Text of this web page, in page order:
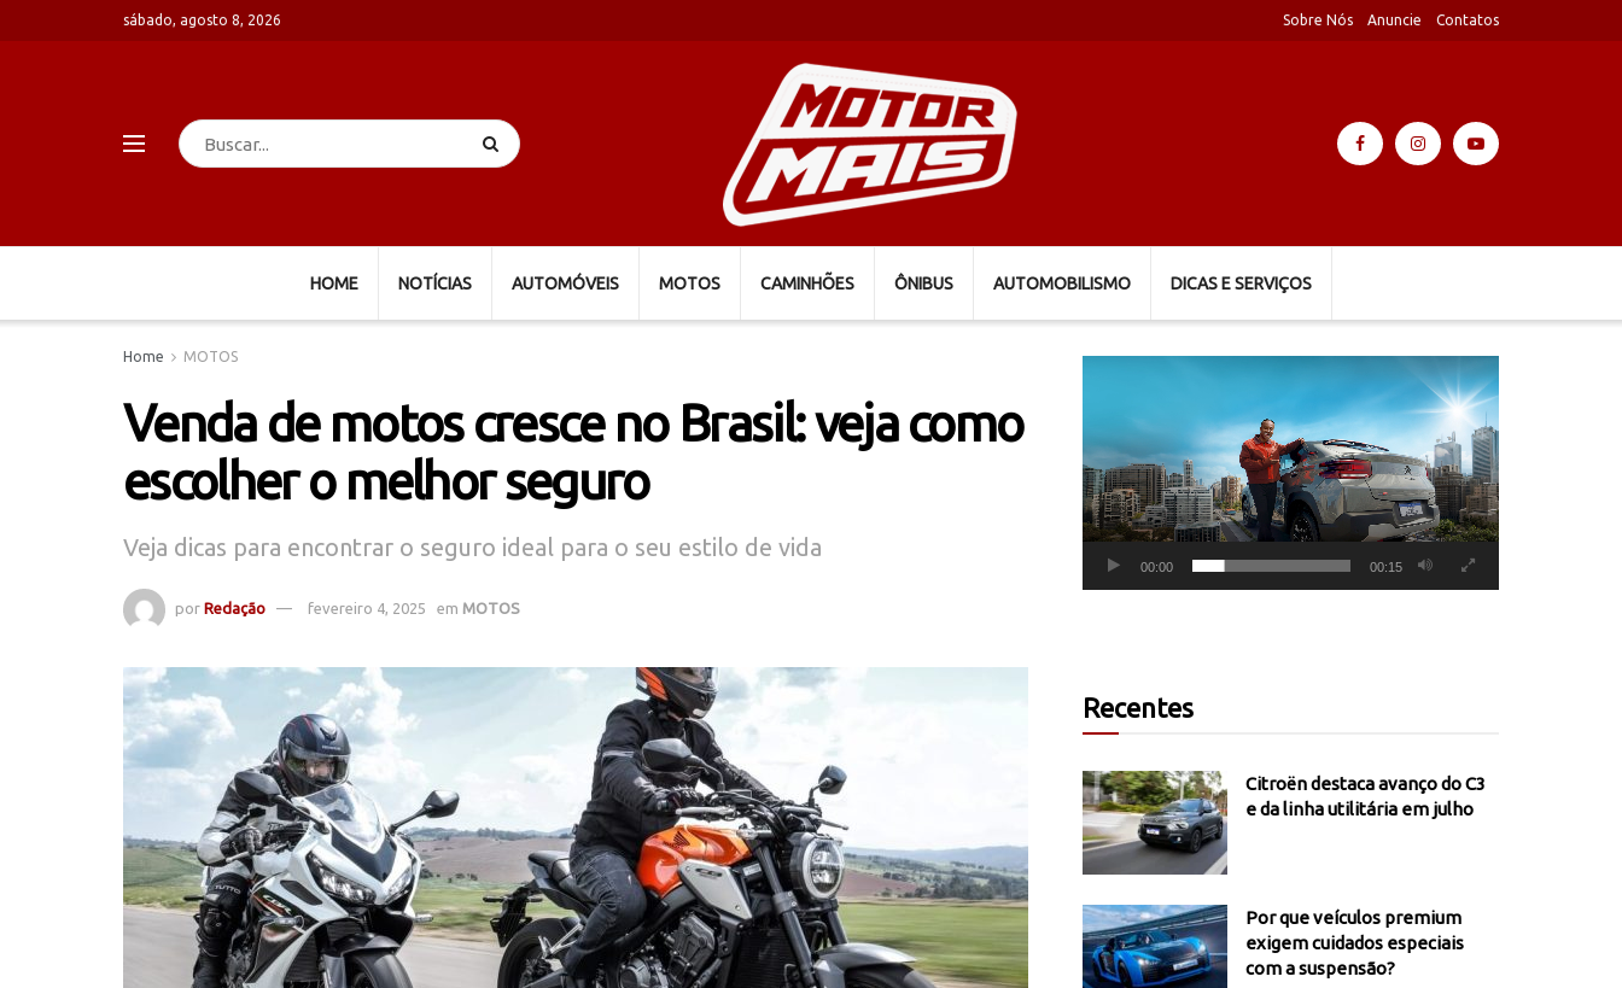
sábado, agosto 8, 2026 Sobre Nós Anuncie Contatos
HOME NOTÍCIAS AUTOMÓVEIS MOTOS CAMINHÕES ÔNIBUS AUTOMOBILISMO DICAS E SERVIÇOS
Home MOTOS
Venda de motos cresce no Brasil: veja como
escolher o melhor seguro
Veja dicas para encontrar o seguro ideal para o seu estilo de vida
por Redação fevereiro 4, 2025 em MOTOS
00:00 00:15
Recentes
Citroën destaca avanço do C3
e da linha utilitária em julho
Por que veículos premium
exigem cuidados especiais
com a suspensão?